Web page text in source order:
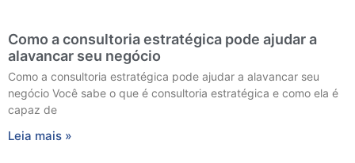
Como a consultoria estratégica pode ajudar a
alavancar seu negócio
Como a consultoria estratégica pode ajudar a alavancar seu
negócio Você sabe o que é consultoria estratégica e como ela é
capaz de
Leia mais »